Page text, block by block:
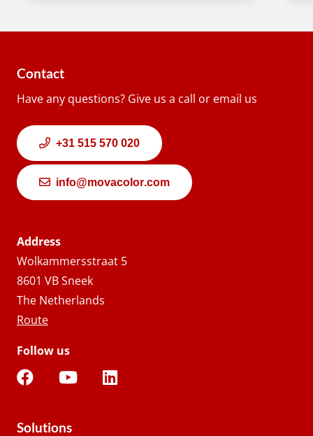
Contact
Have any questions? Give us a call or email us
+31 515 570 020
info@movacolor.com
Address
Wolkammersstraat 5
8601 VB Sneek
The Netherlands
Route
Follow us
Solutions